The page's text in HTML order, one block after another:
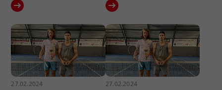
27.02.2024 27.02.2024